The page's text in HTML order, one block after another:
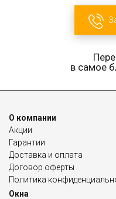
в самое
О компании
Акции
Гарантии
Доставка и оплата
Договор оферты
Политика
Окна